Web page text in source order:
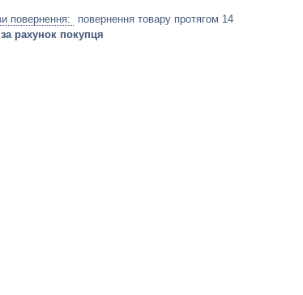
повернення товару протягом 14
за рахунок покупця